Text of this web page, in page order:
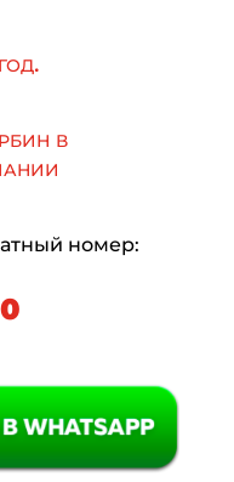
в
номер: